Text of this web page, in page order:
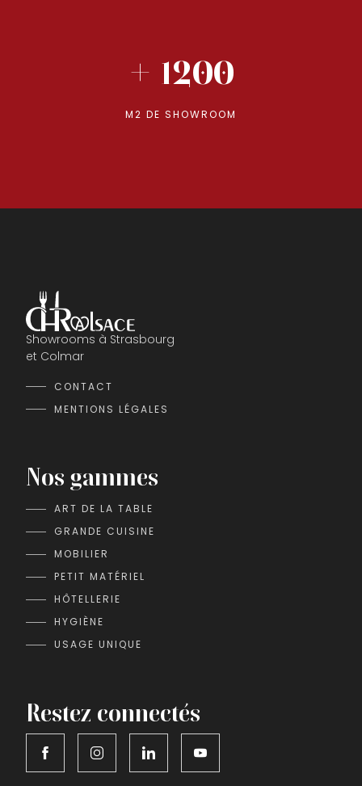
+ 1200
M2 DE SHOWROOM
Showrooms à Strasbourg
et Colmar
CONTACT
MENTIONS LÉGALES
Nos gammes
ART DE LA TABLE
GRANDE CUISINE
MOBILIER
PETIT MATÉRIEL
HÔTELLERIE
HYGIÈNE
USAGE UNIQUE
Restez connectés